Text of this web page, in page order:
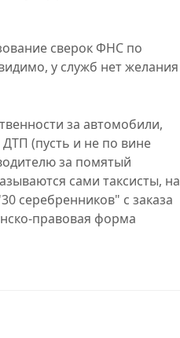
сверок ФНС по
у служб нет желания
за автомобили,
(пусть и не по вине
за помятый
сами таксисты, на
серебренников" с заказа
правовая форма